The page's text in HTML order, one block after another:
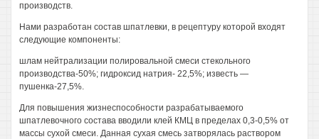
производств.
Нами разработан состав шпатлевки, в рецептуру которой входят
следующие компоненты:
шлам нейтрализации полировальной смеси стекольного
производства-50%; гидроксид натрия- 22,5%; известь —
пушенка-27,5%.
Для повышения жизнеспособности разрабатываемого
шпатлевочного состава вводили клей КМЦ в пределах 0,3-0,5% от
массы сухой смеси. Данная сухая смесь затворялась раствором